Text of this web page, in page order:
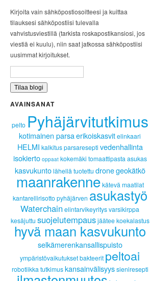
Kirjoita vain sähköpostiosoitteesi ja kuittaa
tilauksesi sähköpostiisi tulevalla
vahvistusviestillä (tarkista roskapostikansiosi, jos
viestiä ei kuulu), niin saat jatkossa sähköpostiisi
uusimmat kirjoitukset.
AVAINSANAT
pelto Pyhäjärvitutkimus
kotimainen parsaerikoiskasvitelinkaari
HELMI kalkitusparsaresepti vedenhallinta
isokierto oppaat kokemäki tomaattipastaasukas
kasvukuntolähellä tuotettu dronegeokätkö
maanrakennekätevämaatilat
kantarellirisottopyhäjärven asukastyö
Waterchainelintarvikeyritysvarsikirppa
kesäjuttu suojelutempausjääteekoekalastus
hyvä maan kasvukunto
selkämerenkansallispuisto
ympäristövaikutuksetbakteerit peltoai
robotiikkatutkimuskansainvälisyyssieniresepti